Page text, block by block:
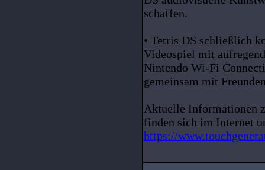
schaffen.
• Tetris DS schließlich
Videospiel mit
Nintendo Wi-Fi
gemeinsam mit
Aktuelle Informationen
finden sich im Internet
https://